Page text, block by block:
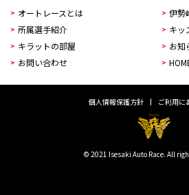
オートレースとは
伊勢
所属選手紹介
キッ
キラットの部屋
お知
お問い合わせ
個人情報保護方針 ご利用に
© 2021 Isesaki Auto Race. All